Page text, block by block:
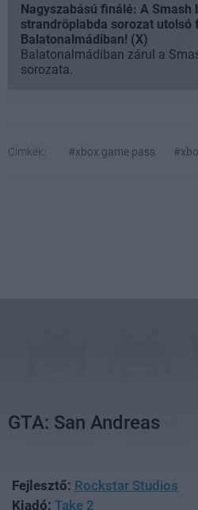
Nagyszabású finálé: A Smash
strandröplabda sorozat utolsó
Balatonalmádiban! (X)
Balatonalmádiban zárul a
sorozata.
Címkék: #xbox game pass
GTA: San Andreas
Fejlesztő: Rockstar Studios
Kiadó: Take 2